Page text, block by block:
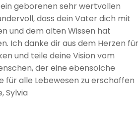
geborenen sehr wertvollen
dass dein Vater dich mit
und dem alten Wissen hat
Ich danke dir aus dem Herzen für
und teile deine Vision vom
der eine ebensolche
für alle Lebewesen zu erschaffen
Sylvia